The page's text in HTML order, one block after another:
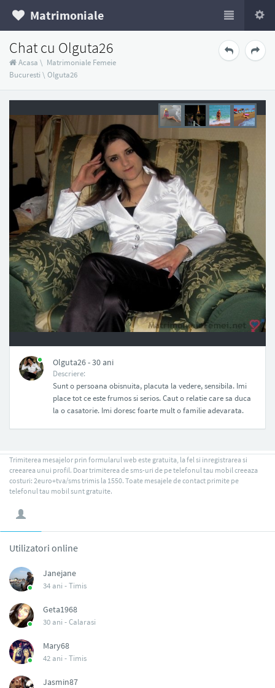
Matrimoniale
Chat cu Olguta26
Acasa \ Matrimoniale Femeie
Bucuresti \ Olguta26
NAN
Olguta26 - 30 ani
Descriere:
Sunt o persoana obisnuita, placuta la vedere, sensibila. Imi
place tot ce este frumos si serios. Caut o relatie care sa duca
la o casatorie. Imi doresc foarte mult o familie adevarata.
Trimiterea mesajelor prin formularul web este gratuita, la fel si inregistrarea si
creearea unui profil. Doar trimiterea de sms-uri de pe telefonul tau mobil creeaza
costuri: 2euro+tva/sms trimis la 1550. Toate mesajele de contact primite pe
telefonul tau mobil sunt gratuite.
Utilizatori online
Janejane
34 ani -Timis
Geta1968
30 ani -Calarasi
Mary68
42 ani -Timis
Jasmin87